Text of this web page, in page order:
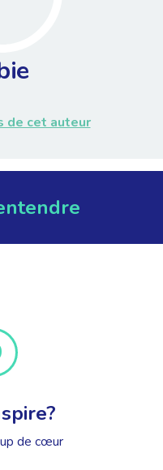
de cet auteur
de cœur